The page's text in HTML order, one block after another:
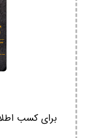
برای کسب